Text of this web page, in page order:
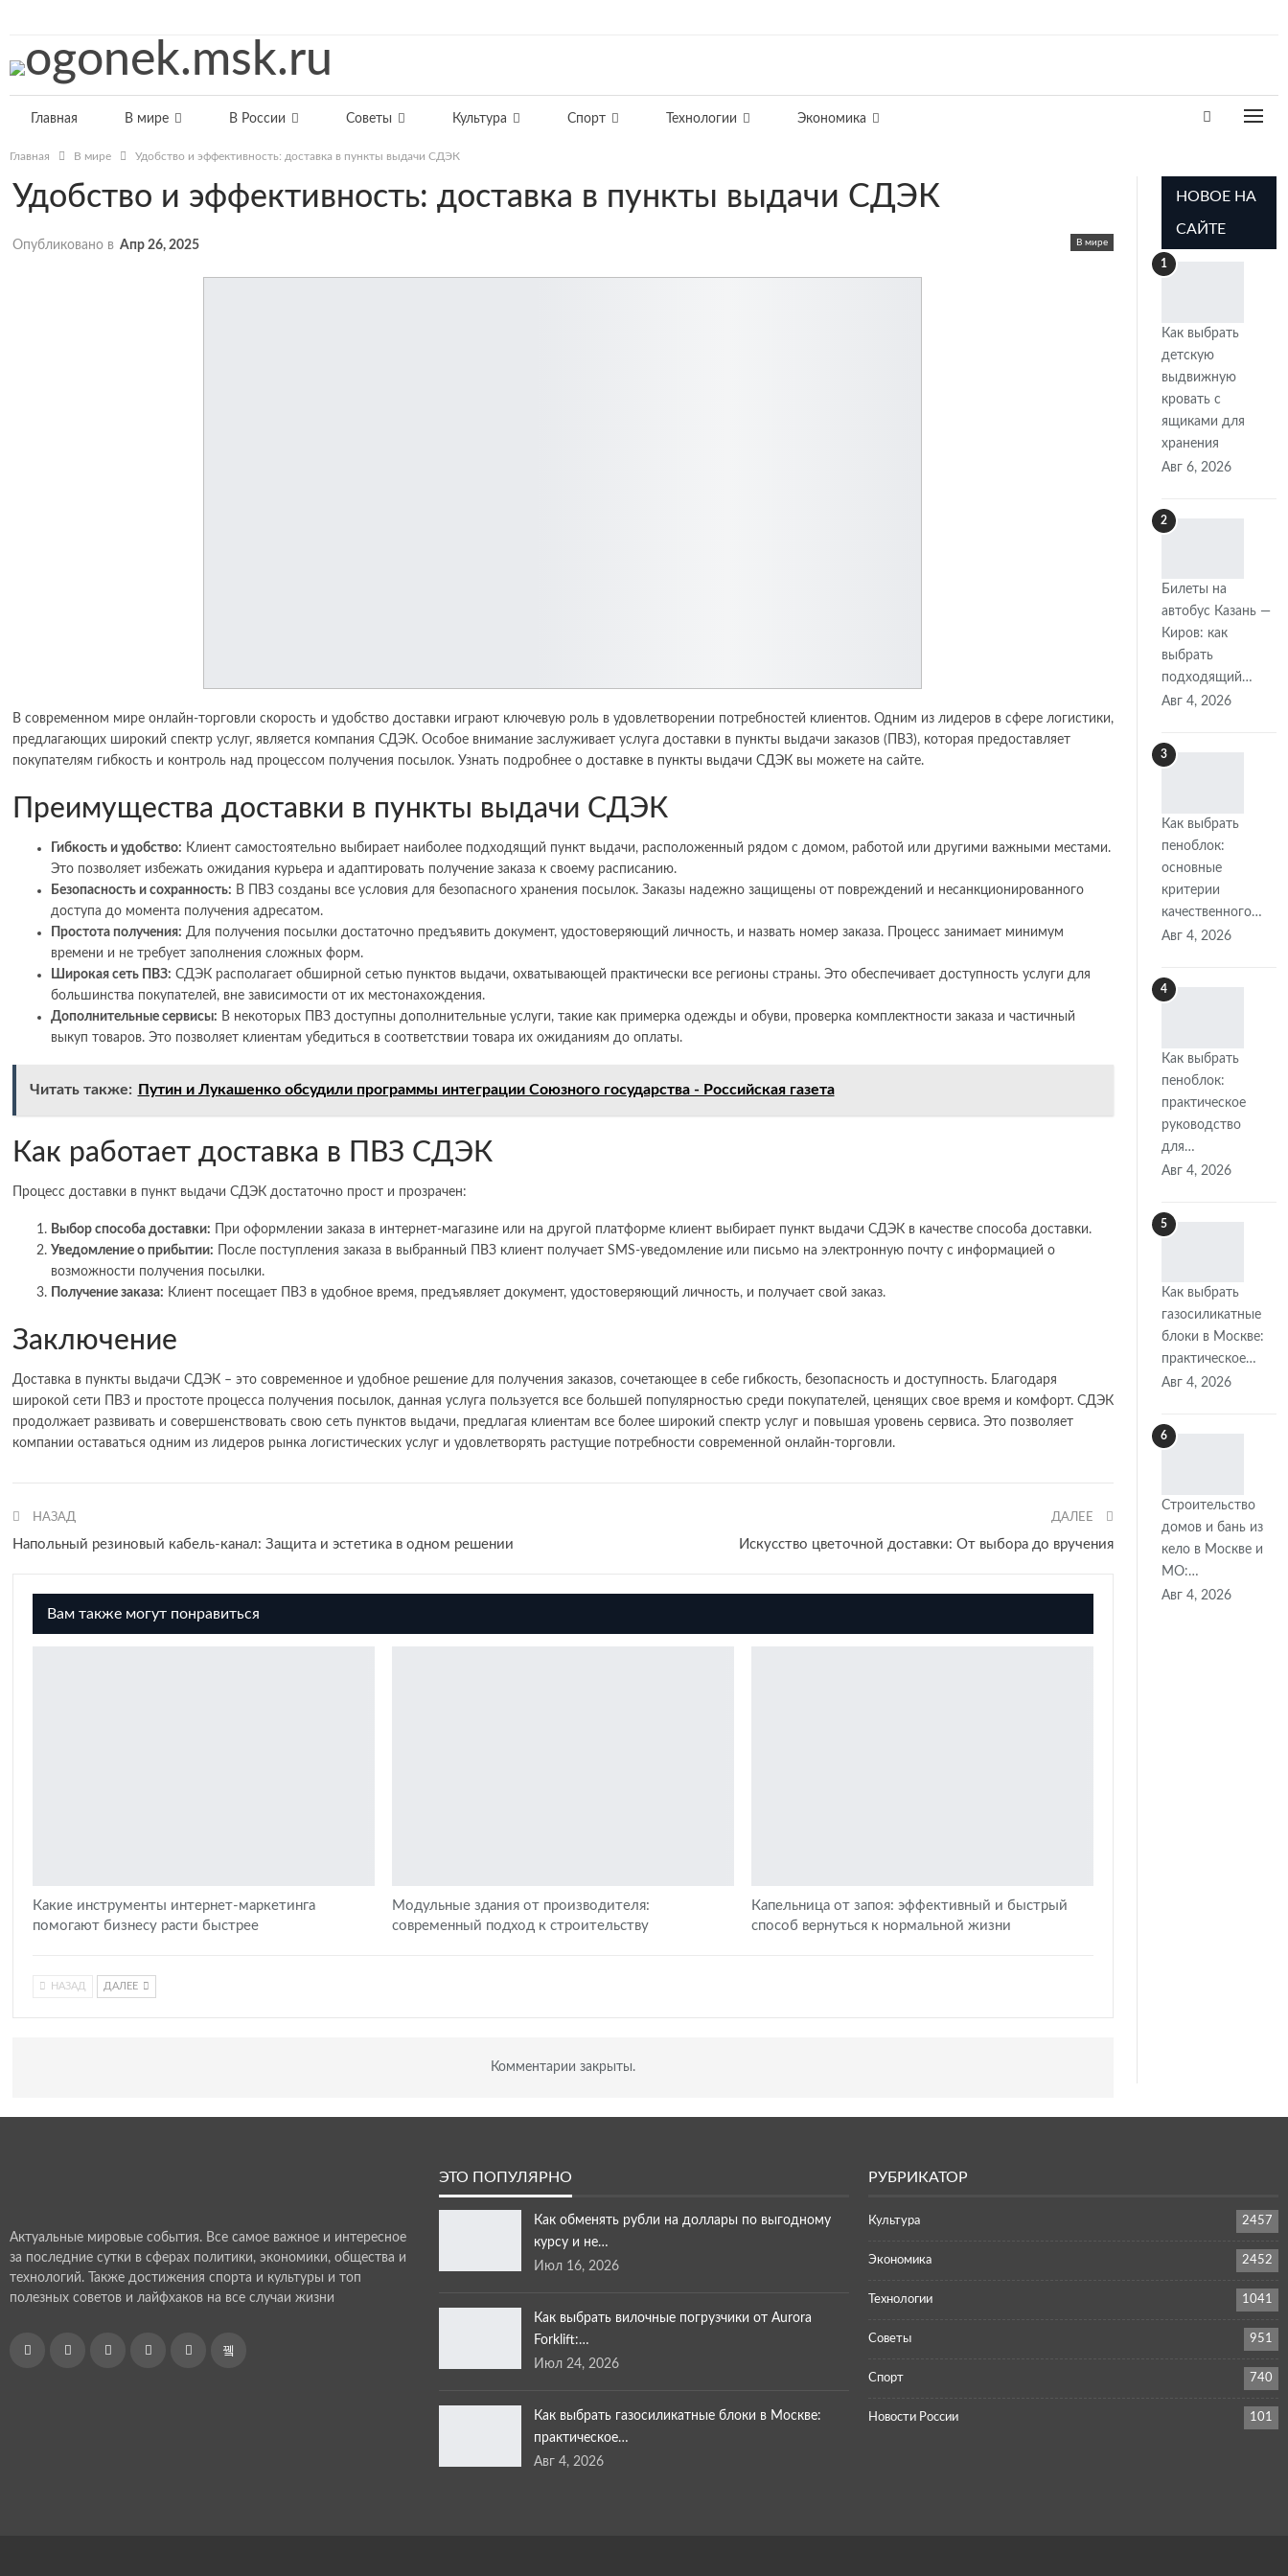
Главная В мире В России Советы Культура Спорт Технологии Экономика
Главная В мире Удобство и эффективность: доставка в пункты выдачи СДЭК
Удобство и эффективность: доставка в пункты выдачи СДЭК
В мире
Опубликовано в Апр 26, 2025
В современном мире онлайн-торговли скорость и удобство доставки играют ключевую роль в удовлетворении потребностей клиентов. Одним из лидеров в сфере логистики,
предлагающих широкий спектр услуг, является компания СДЭК. Особое внимание заслуживает услуга доставки в пункты выдачи заказов (ПВЗ), которая предоставляет
покупателям гибкость и контроль над процессом получения посылок. Узнать подробнее о доставке в пункты выдачи СДЭКвы можете на сайте.
Преимущества доставки в пункты выдачи СДЭК
Гибкость и удобство: Клиент самостоятельно выбирает наиболее подходящий пункт выдачи, расположенный рядом с домом, работой или другими важными местами.
Это позволяет избежать ожидания курьера и адаптировать получение заказа к своему расписанию.
Безопасность и сохранность: В ПВЗ созданы все условия для безопасного хранения посылок. Заказы надежно защищены от повреждений и несанкционированного
доступа до момента получения адресатом.
Простота получения: Для получения посылки достаточно предъявить документ, удостоверяющий личность, и назвать номер заказа. Процесс занимает минимум
времени и не требует заполнения сложных форм.
Широкая сеть ПВЗ: СДЭК располагает обширной сетью пунктов выдачи, охватывающей практически все регионы страны. Это обеспечивает доступность услуги для
большинства покупателей, вне зависимости от их местонахождения.
Дополнительные сервисы: В некоторых ПВЗ доступны дополнительные услуги, такие как примерка одежды и обуви, проверка комплектности заказа и частичный
выкуп товаров. Это позволяет клиентам убедиться в соответствии товара их ожиданиям до оплаты.
Читать также: Путин и Лукашенко обсудили программы интеграции Союзного государства - Российская газета
Как работает доставка в ПВЗ СДЭК
Процесс доставки в пункт выдачи СДЭК достаточно прост и прозрачен:
Выбор способа доставки: При оформлении заказа в интернет-магазине или на другой платформе клиент выбирает пункт выдачи СДЭК в качестве способа доставки.
Уведомление о прибытии: После поступления заказа в выбранный ПВЗ клиент получает SMS-уведомление или письмо на электронную почту с информацией о
возможности получения посылки.
Получение заказа: Клиент посещает ПВЗ в удобное время, предъявляет документ, удостоверяющий личность, и получает свой заказ.
Заключение
Доставка в пункты выдачи СДЭК – это современное и удобное решение для получения заказов, сочетающее в себе гибкость, безопасность и доступность. Благодаря
широкой сети ПВЗ и простоте процесса получения посылок, данная услуга пользуется все большей популярностью среди покупателей, ценящих свое время и комфорт. СДЭК
продолжает развивать и совершенствовать свою сеть пунктов выдачи, предлагая клиентам все более широкий спектр услуг и повышая уровень сервиса. Это позволяет
компании оставаться одним из лидеров рынка логистических услуг и удовлетворять растущие потребности современной онлайн-торговли.
НАЗАД
Напольный резиновый кабель-канал: Защита и эстетика в одном решении
ДАЛЕЕ
Искусство цветочной доставки: От выбора до вручения
Вам также могут понравиться
Какие инструменты интернет-маркетинга
помогают бизнесу расти быстрее
Модульные здания от производителя:
современный подход к строительству
Капельница от запоя: эффективный и быстрый
способ вернуться к нормальной жизни
НАЗАД ДАЛЕЕ
Комментарии закрыты.
НОВОЕ НА
САЙТЕ
1
Как выбрать
детскую
выдвижную
кровать с
ящиками для
хранения
Авг 6, 2026
2
Билеты на
автобус Казань —
Киров: как
выбрать
подходящий…
Авг 4, 2026
3
Как выбрать
пеноблок:
основные
критерии
качественного…
Авг 4, 2026
4
Как выбрать
пеноблок:
практическое
руководство
для…
Авг 4, 2026
5
Как выбрать
газосиликатные
блоки в Москве:
практическое…
Авг 4, 2026
6
Строительство
домов и бань из
кело в Москве и
МО:…
Авг 4, 2026
Актуальные мировые события. Все самое важное и интересное
за последние сутки в сферах политики, экономики, общества и
технологий. Также достижения спорта и культуры и топ
полезных советов и лайфхаков на все случаи жизни
ЭТО ПОПУЛЯРНО
Как обменять рубли на доллары по выгодному
курсу и не…
Июл 16, 2026
Как выбрать вилочные погрузчики от Aurora
Forklift:…
Июл 24, 2026
Как выбрать газосиликатные блоки в Москве:
практическое…
Авг 4, 2026
РУБРИКАТОР
Культура 2457
Экономика 2452
Технологии 1041
Советы 951
Спорт 740
Новости России 101